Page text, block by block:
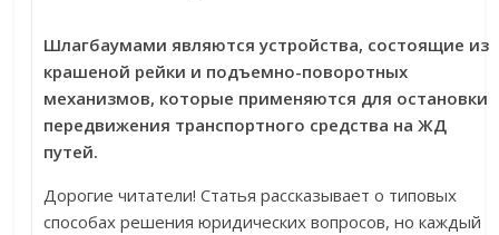
Шлагбаумами являются устройства, состоящие из
крашеной рейки и подъемно-поворотных
механизмов, которые применяются для остановки
передвижения транспортного средства на ЖД
путей.
Дорогие читатели! Статья рассказывает о типовых
способах решения юридических вопросов, но каждый